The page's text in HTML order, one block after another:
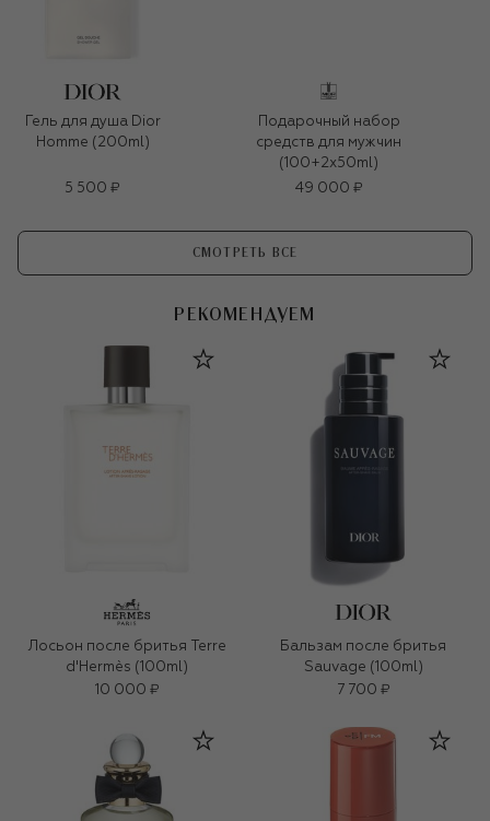
Гель для душа Dior
Homme (200ml)
5 500 ₽
Подарочный набор
средств для мужчин
(100+2x50ml)
49 000 ₽
СМОТРЕТЬ ВСЕ
РЕКОМЕНДУЕМ
Лосьон после бритья Terre
d'Hermès (100ml)
10 000 ₽
Бальзам после бритья
Sauvage (100ml)
7 700 ₽